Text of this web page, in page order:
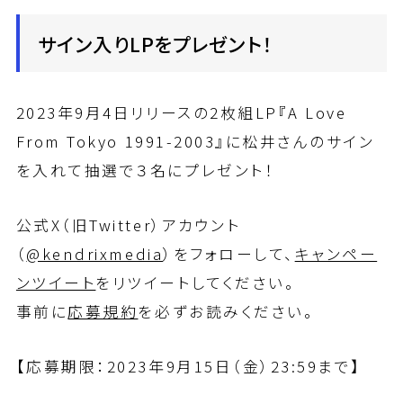
サイン入りLPをプレゼント！
2023年9月4日リリースの2枚組LP『A Love
From Tokyo 1991-2003』に松井さんのサイン
を入れて抽選で３名にプレゼント！
公式X（旧Twitter）アカウント
（@kendrixmedia）をフォローして、 キャンペー
ンツイート をリツイートしてください。
事前に応募規約を必ずお読みください。
【応募期限：2023年9月15日（金）23:59まで】